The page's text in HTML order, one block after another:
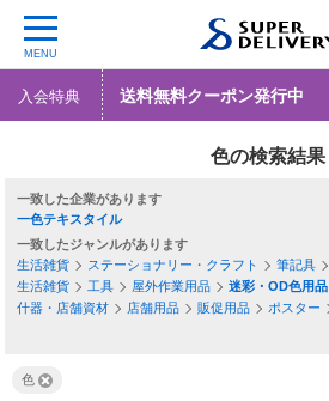
MENU
入会特典 送料無料クーポン発行中
色の検索結果
一致した企業
一色テキスタイル
一致したジャンル
生活雑貨
ステーショナリー・クラフト 筆記具
生活雑貨
工具 屋外作業用品
迷彩・OD色用品
什器・店舗資材
店舗用品 販促用品 ポスター
色